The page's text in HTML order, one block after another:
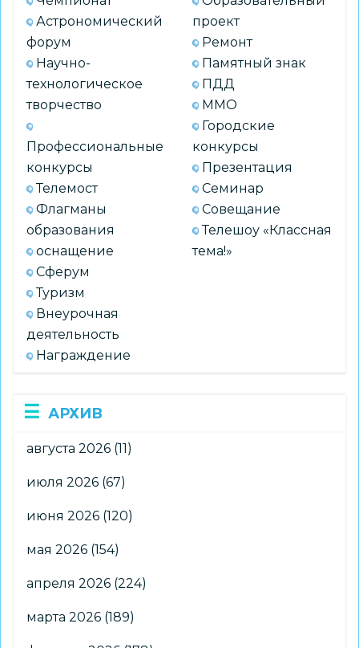
Астрономический
форум
Научно-
технологическое
творчество
Профессиональные
конкурсы
Телемост
Флагманы
образования
оснащение
Сферум
Туризм
Внеурочная
деятельность
Награждение
проект
Ремонт
Памятный знак
ПДД
ММО
Городские
конкурсы
Презентация
Семинар
Совещание
Телешоу «Классная
тема!»
АРХИВ
августа 2026 (11)
июля 2026 (67)
июня 2026 (120)
мая 2026 (154)
апреля 2026 (224)
марта 2026 (189)